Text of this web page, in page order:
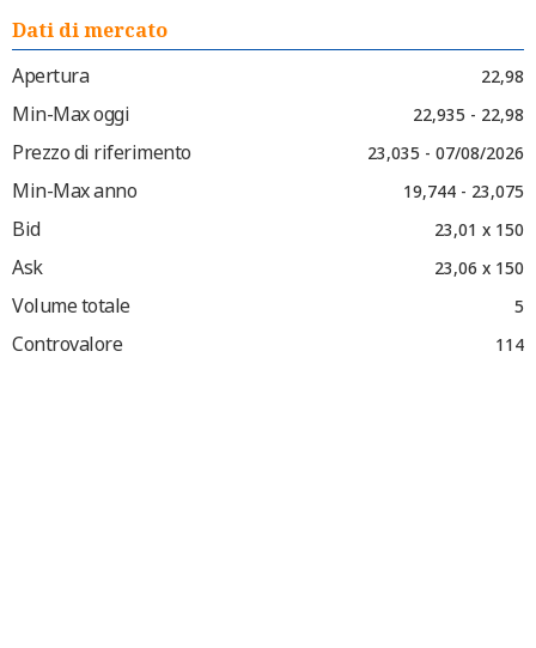
Dati di mercato
Apertura
22,98
Min-Max oggi 22,935 - 22,98
Prezzo di riferimento 23,035 - 07/08/2026
Min-Max anno 19,744 - 23,075
Bid 23,01 x 150
Ask 23,06 x 150
Volume totale 5
Controvalore 114